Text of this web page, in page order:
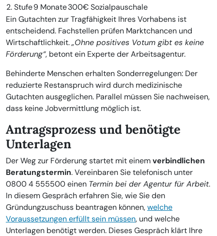
2. Stufe9 Monate300€ Sozialpauschale
Ein Gutachten zur Tragfähigkeit Ihres Vorhabens ist
entscheidend. Fachstellen prüfen Marktchancen und
Wirtschaftlichkeit.„Ohne positives Votum gibt es keine
Förderung“, betont ein Experte der Arbeitsagentur.
Behinderte Menschen erhalten Sonderregelungen: Der
reduzierte Restanspruch wird durch medizinische
Gutachten ausgeglichen. Parallel müssen Sie nachweisen,
dass keine Jobvermittlung möglich ist.
Antragsprozess und benötigte
Unterlagen
Der Weg zur Förderung startet mit einemverbindlichen
Beratungstermin. Vereinbaren Sie telefonisch unter
0800 4 555500 einen Termin bei der Agentur für Arbeit.
In diesem Gespräch erfahren Sie, wie Sie den
Gründungzuschuss beantragen können,welche
Voraussetzungen erfüllt sein müssen, und welche
Unterlagen benötigt werden. Dieses Gespräch klärt Ihre